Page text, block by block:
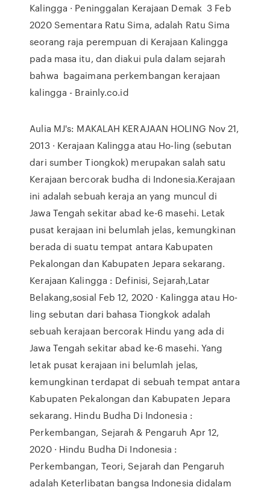
Kalingga · Peninggalan Kerajaan Demak 3 Feb
2020 Sementara Ratu Sima, adalah Ratu Sima
seorang raja perempuan di Kerajaan Kalingga
pada masa itu, dan diakui pula dalam sejarah
bahwa bagaimana perkembangan kerajaan
kalingga - Brainly.co.id
Aulia MJ's: MAKALAH KERAJAAN HOLING Nov 21,
2013 · Kerajaan Kalingga atau Ho-ling (sebutan
dari sumber Tiongkok) merupakan salah satu
Kerajaan bercorak budha di Indonesia.Kerajaan
ini adalah sebuah keraja an yang muncul di
Jawa Tengah sekitar abad ke-6 masehi. Letak
pusat kerajaan ini belumlah jelas, kemungkinan
berada di suatu tempat antara Kabupaten
Pekalongan dan Kabupaten Jepara sekarang.
Kerajaan Kalingga : Definisi, Sejarah,Latar
Belakang,sosial Feb 12, 2020 · Kalingga atau Ho-
ling sebutan dari bahasa Tiongkok adalah
sebuah kerajaan bercorak Hindu yang ada di
Jawa Tengah sekitar abad ke-6 masehi. Yang
letak pusat kerajaan ini belumlah jelas,
kemungkinan terdapat di sebuah tempat antara
Kabupaten Pekalongan dan Kabupaten Jepara
sekarang. Hindu Budha Di Indonesia :
Perkembangan, Sejarah & Pengaruh Apr 12,
2020 · Hindu Budha Di Indonesia :
Perkembangan, Teori, Sejarah dan Pengaruh
adalah Keterlibatan bangsa Indonesia didalam